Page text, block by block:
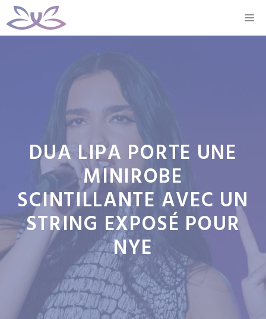
Aller
au
DUA LIPA PORTE UNE
MINIROBE
SCINTILLANTE AVEC UN
STRING EXPOSÉ POUR
NYE